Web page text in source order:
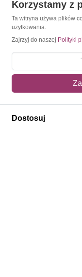
Konto
Moje konto
Mój koszyk
Adres dostawy
Polecamy
Korzystamy z
Ta witryna używa plików
użytkowania.
Zajrzyj do naszej Polityki
Dostosuj